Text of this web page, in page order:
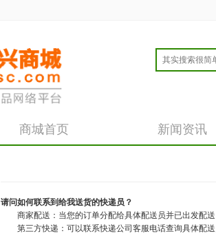
商城首页 新闻资讯
请问如何联系到给我送货的快递员？
商家配送：当您的订单分配给具体配送员并已出发配
第三方快递：可以联系快递公司客服电话查询具体配送